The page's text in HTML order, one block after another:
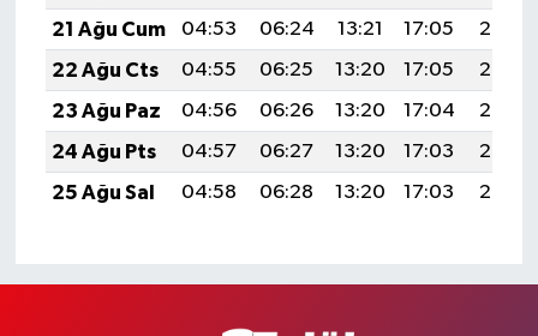
21 Ağu Cum
04:53 06:24 13:21 17:05
20:08
22 Ağu Cts
04:55 06:25 13:20 17:05
20:06
23 Ağu Paz
04:56 06:26 13:20 17:04
20:05
24 Ağu Pts
04:57 06:27 13:20 17:03
20:03
25 Ağu Sal
04:58 06:28 13:20 17:03 20:02